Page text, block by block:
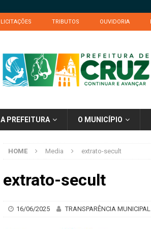
LICITAÇÕES TRIBUTOS OUVIDORIA
A PREFEITURA O MUNICÍPIO
HOME Media extrato-secult
extrato-secult
16/06/2025 TRANSPARÊNCIA